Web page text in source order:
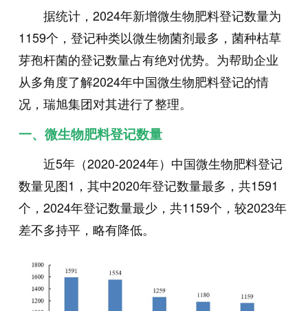
据统计，2024年新增微生物肥料登记数量为
1159个，登记种类以微生物菌剂最多，菌种枯草
芽孢杆菌的登记数量占有绝对优势。为帮助企业
从多角度了解2024年中国微生物肥料登记的情
况，瑞旭集团对其进行了整理。
一、微生物肥料登记数量
近5年（2020-2024年）中国微生物肥料登记
数量见图1，其中2020年登记数量最多，共1591
个，2024年登记数量最少，共1159个，较2023年
差不多持平，略有降低。